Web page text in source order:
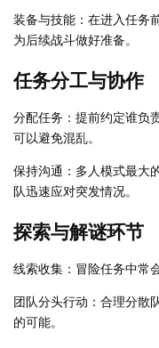
装备与技能：在进入任务
为后续战斗做好准备。
任务分工与协作
分配任务：提前约定谁负
可以避免混乱。
保持沟通：多人模式最大
队迅速应对突发情况。
探索与解谜环节
线索收集：冒险任务中常
团队分头行动：合理分散
的可能。